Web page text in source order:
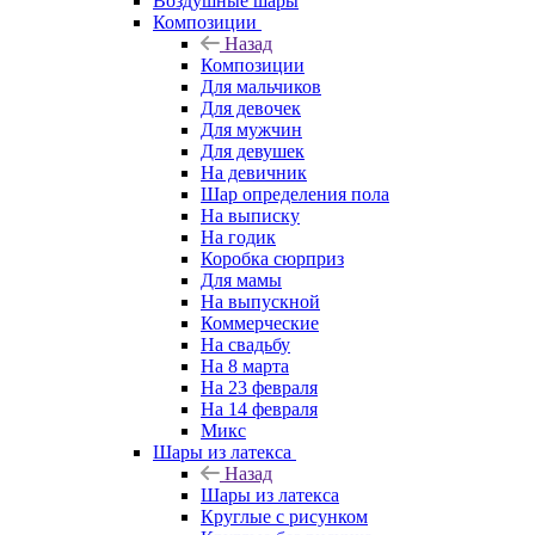
Композиции
Назад
Композиции
Для мальчиков
Для девочек
Для мужчин
Для девушек
На девичник
Шар определения пола
На выписку
На годик
Коробка сюрприз
Для мамы
На выпускной
Коммерческие
На свадьбу
На 8 марта
На 23 февраля
На 14 февраля
Микс
Шары из латекса
Назад
Шары из латекса
Круглые с рисунком